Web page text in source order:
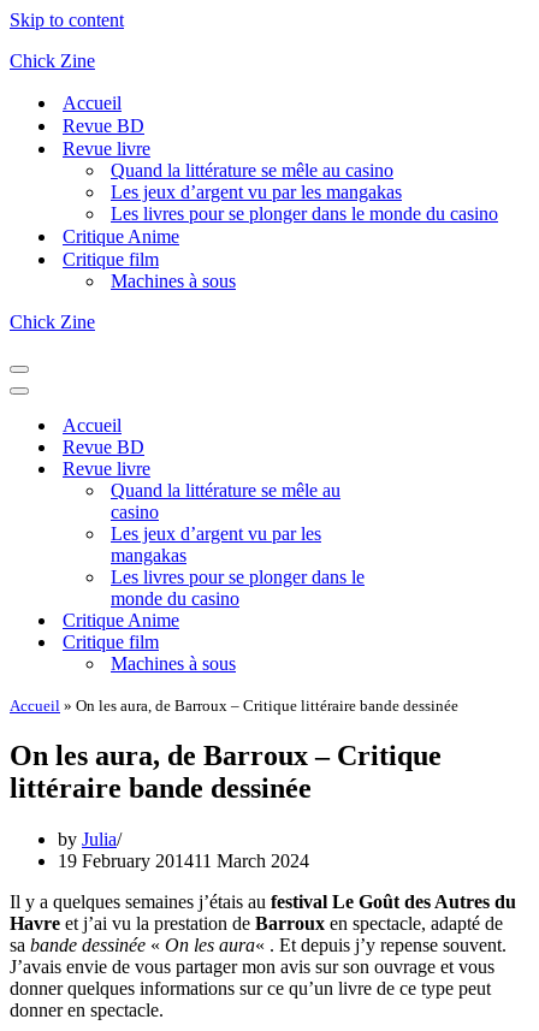
Skip to content
Chick Zine
Accueil
Revue BD
Revue livre
Quand la littérature se mêle au casino
Les jeux d’argent vu par les mangakas
Les livres pour se plonger dans le monde du casino
Critique Anime
Critique film
Machines à sous
Chick Zine
Navigation
Menu
Navigation
Accueil
Revue BD
Revue livre
Quand la littérature se mêle au
casino
Les jeux d’argent vu par les
mangakas
Les livres pour se plonger dans le
monde du casino
Critique Anime
Critique film
Machines à sous
Accueil » On les aura, de Barroux – Critique littéraire bande dessinée
On les aura, de Barroux – Critique
littéraire bande dessinée
by Julia
19 February 201411 March 2024
Il y a quelques semaines j’étais au festival Le Goût des Autres du
Havre et j’ai vu la prestation de Barroux en spectacle, adapté de
sa bande dessinée « On les aura« . Et depuis j’y repense souvent.
J’avais envie de vous partager mon avis sur son ouvrage et vous
donner quelques informations sur ce qu’un livre de ce type peut
donner en spectacle.